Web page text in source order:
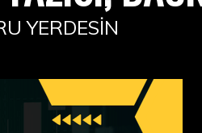
YERDESIN